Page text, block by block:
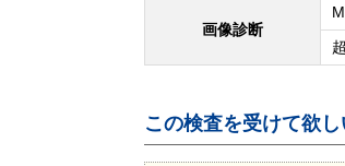
画像診断
この検査を受けて欲